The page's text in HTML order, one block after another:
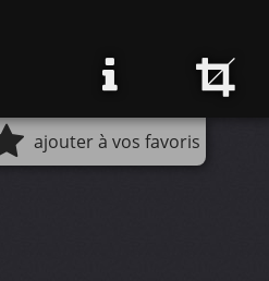
ajouter à vos favoris